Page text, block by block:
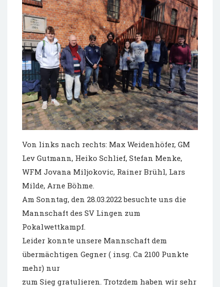
Von links nach rechts: Max Weidenhöfer, GM
Lev Gutmann, Heiko Schlief, Stefan Menke,
WFM Jovana Miljokovic, Rainer Brühl, Lars
Milde, Arne Böhme.
Am Sonntag, den 28.03.2022 besuchte uns die
Mannschaft des SV Lingen zum
Pokalwettkampf.
Leider konnte unsere Mannschaft dem
übermächtigen Gegner ( insg. Ca 2100 Punkte
mehr) nur
zum Sieg gratulieren. Trotzdem haben wir sehr